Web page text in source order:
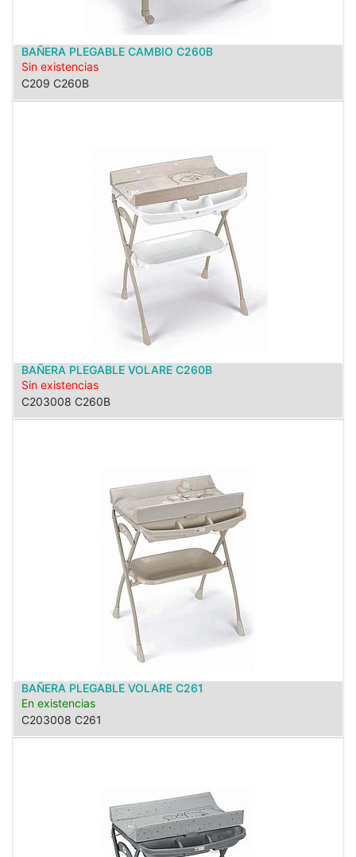
BAÑERA PLEGABLE CAMBIO C260B
Sin existencias
C209 C260B
BAÑERA PLEGABLE VOLARE C260B
Sin existencias
C203008 C260B
BAÑERA PLEGABLE VOLARE C261
En existencias
C203008 C261